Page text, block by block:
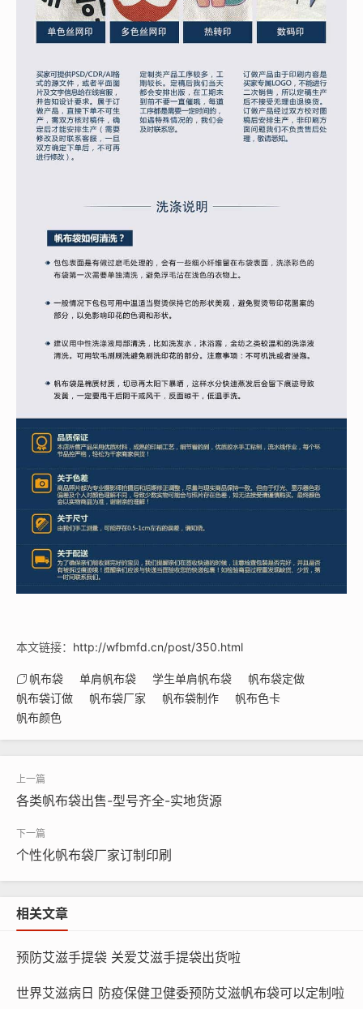
本文链接： http://wfbmfd.cn/post/350.html
帆布袋 单肩帆布袋 学生单肩帆布袋
帆布袋定做
帆布袋订做
帆布袋厂家 帆布袋制作
帆布色卡
帆布颜色
各类帆布袋出售-型号齐全-实地货源
个性化帆布袋厂家订制印刷
相关文章
预防艾滋手提袋 关爱艾滋手提袋出货啦
世界艾滋病日 防疫保健卫健委预防艾滋帆布袋可以定制啦